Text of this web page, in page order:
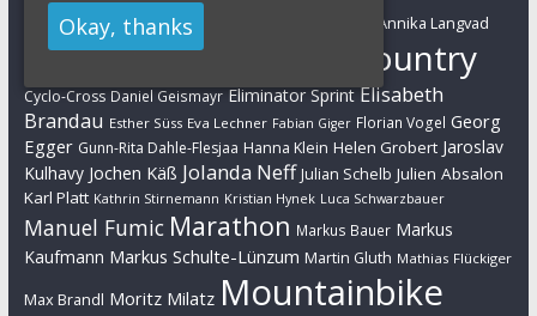
Absa Cape Epic Adelheid Morath Annika Langvad
Cross-Country
Cyclo-Cross Daniel Geismayr Eliminator Sprint Elisabeth
Brandau Esther Süss Eva Lechner Fabian Giger Florian Vogel Georg
Egger Gunn-Rita Dahle-Flesjaa Hanna Klein Helen Grobert Jaroslav
Kulhavy Jochen Käß Jolanda Neff Julian Schelb Julien Absalon
Karl Platt Kathrin Stirnemann Kristian Hynek Luca Schwarzbauer
Manuel Fumic Marathon Markus Bauer Markus
Kaufmann Markus Schulte-Lünzum Martin Gluth Mathias Flückiger
Max Brandl Moritz Milatz Mountainbike
Okay, thanks